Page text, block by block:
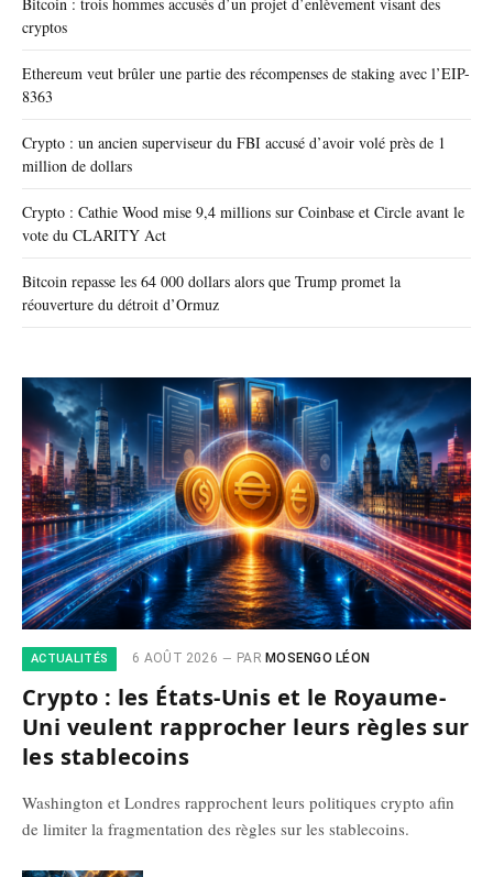
cryptos
Ethereum veut brûler une partie des récompenses de staking avec l’EIP-
8363
Crypto : un ancien superviseur du FBI accusé d’avoir volé près de 1
million de dollars
Crypto : Cathie Wood mise 9,4 millions sur Coinbase et Circle avant le
vote du CLARITY Act
Bitcoin repasse les 64 000 dollars alors que Trump promet la
réouverture du détroit d’Ormuz
ACTUALITÉS 6 AOÛT 2026 PAR MOSENGO LÉON
Crypto : les États-Unis et le Royaume-
Uni veulent rapprocher leurs règles sur
les stablecoins
Washington et Londres rapprochent leurs politiques crypto afin
de limiter la fragmentation des règles sur les stablecoins.